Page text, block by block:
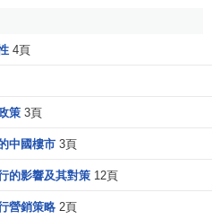
性影響。所以，存款準備金
銀行
的一再創出新高，中央銀行
空間也越來越狹窄。
票據
向工行發行4587.9億元專項中
4頁
策 3頁
中國樓市 3頁
的影響及其對策 12頁
營銷策略 2頁